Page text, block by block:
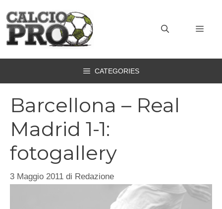
contenuto
CATEGORIES
Barcellona – Real
Madrid 1-1:
fotogallery
3 Maggio 2011 di Redazione